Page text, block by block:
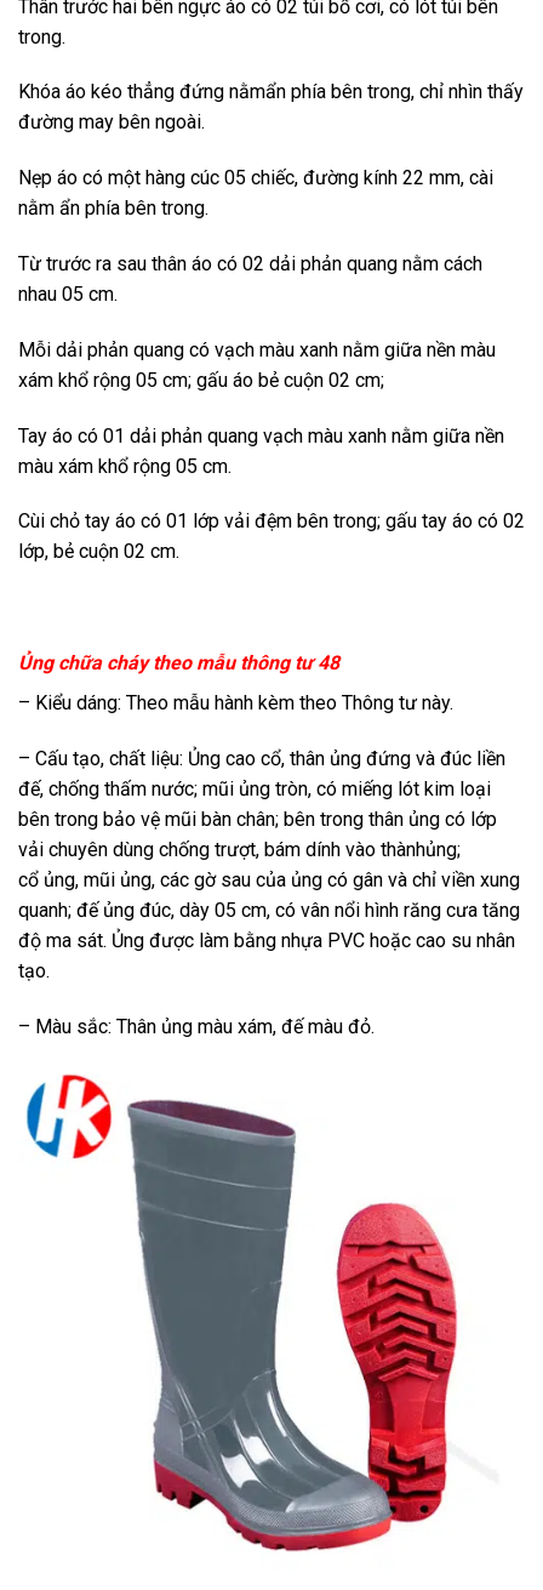
Thân trước hai bên ngực áo có 02 túi bổ cơi, có lót túi bên
trong.
Khóa áo kéo thẳng đứng nằmẩn phía bên trong, chỉ nhìn thấy
đường may bên ngoài.
Nẹp áo có một hàng cúc 05 chiếc, đường kính 22 mm, cài
nằm ẩn phía bên trong.
Từ trước ra sau thân áo có 02 dải phản quang nằm cách
nhau 05 cm.
Mỗi dải phản quang có vạch màu xanh nằm giữa nền màu
xám khổ rộng 05 cm; gấu áo bẻ cuộn 02 cm;
Tay áo có 01 dải phản quang vạch màu xanh nằm giữa nền
màu xám khổ rộng 05 cm.
Cùi chỏ tay áo có 01 lớp vải đệm bên trong; gấu tay áo có 02
lớp, bẻ cuộn 02 cm.
Ủng chữa cháy theo mẫu thông tư 48
– Kiểu dáng: Theo mẫu hành kèm theo Thông tư này.
– Cấu tạo, chất liệu: Ủng cao cổ, thân ủng đứng và đúc liền
đế, chống thấm nước; mũi ủng tròn, có miếng lót kim loại
bên trong bảo vệ mũi bàn chân; bên trong thân ủng có lớp
vải chuyên dùng chống trượt, bám dính vào thànhủng;
cổ ủng, mũi ủng, các gờ sau của ủng có gân và chỉ viền xung
quanh; đế ủng đúc, dày 05 cm, có vân nổi hình răng cưa tăng
độ ma sát. Ủng được làm bằng nhựa PVC hoặc cao su nhân
tạo.
– Màu sắc: Thân ủng màu xám, đế màu đỏ.